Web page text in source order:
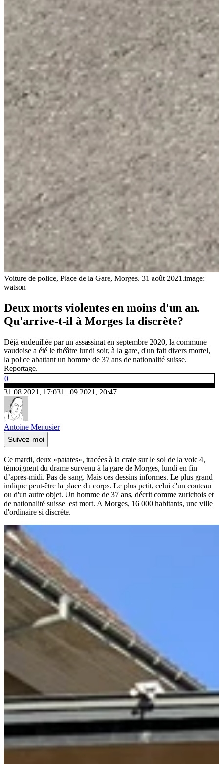
Voiture de police, Place de la Gare, Morges. 31 août 2021.image:
watson
Deux morts violentes en moins d'un an.
Qu'arrive-t-il à Morges la discrète?
Déjà endeuillée par un assassinat en septembre 2020, la commune
vaudoise a été le théâtre lundi soir, à la gare, d'un fait divers mortel,
la police abattant un homme de 37 ans de nationalité suisse.
Reportage.
0
31.08.2021, 17:0311.09.2021, 20:47
Antoine Menusier
Suivez-moi
Ce mardi, deux «patates», tracées à la craie sur le sol de la voie 4,
témoignent du drame survenu à la gare de Morges, lundi en fin
d’après-midi. Pas de sang. Mais ces dessins informes. Le plus grand
indique peut-être la place du corps. Le plus petit, celui d'un couteau
ou d'un autre objet. Un homme de 37 ans, décrit comme zurichois et
de nationalité suisse, est mort. A Morges, 16 000 habitants, une ville
d'ordinaire si discrète.